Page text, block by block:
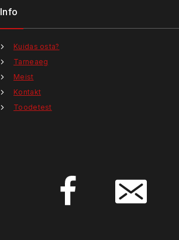
Info
Kuidas osta?
Tarneaeg
Meist
Kontakt
Toodetest